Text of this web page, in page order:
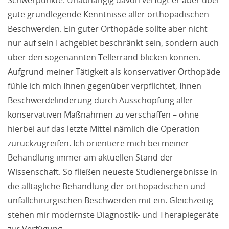
AKTUELLES / PRESSE
AKTUELLES
PRESSE
gute grundlegende Kenntnisse aller orthopädischen
Beschwerden. Ein guter Orthopäde sollte aber nicht
nur auf sein Fachgebiet beschränkt sein, sondern auch
über den sogenannten Tellerrand blicken können.
Aufgrund meiner Tätigkeit als konservativer Orthopäde
fühle ich mich Ihnen gegenüber verpflichtet, Ihnen
Beschwerdelinderung durch Ausschöpfung aller
konservativen Maßnahmen zu verschaffen – ohne
hierbei auf das letzte Mittel nämlich die Operation
zurückzugreifen. Ich orientiere mich bei meiner
Behandlung immer am aktuellen Stand der
Wissenschaft. So fließen neueste Studienergebnisse in
die alltägliche Behandlung der orthopädischen und
unfallchirurgischen Beschwerden mit ein. Gleichzeitig
stehen mir modernste Diagnostik- und Therapiegeräte